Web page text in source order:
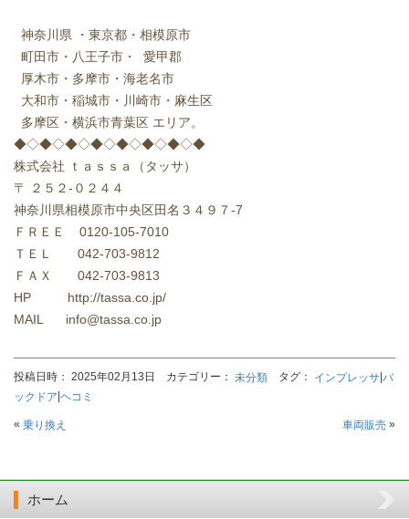
神奈川県 ・東京都・相模原市
町田市・八王子市・ 愛甲郡
厚木市・多摩市・海老名市
大和市・稲城市・川崎市・麻生区
多摩区・横浜市青葉区 エリア。
◆◇◆◇◆◇◆◇◆◇◆◇◆◇◆
株式会社 ｔａｓｓａ（タッサ）
〒 ２５２-０２４４
神奈川県相模原市中央区田名３４９７-7
ＦＲＥＥ 0120-105-7010
ＴＥＬ 042-703-9812
ＦＡＸ 042-703-9813
HP http://tassa.co.jp/
MAIL info@tassa.co.jp
投稿日時： 2025年02月13日 カテゴリー： 未分類 タグ： インプレッサ バ
ックドア ヘコミ
« 乗り換え 車両販売 »
ホーム